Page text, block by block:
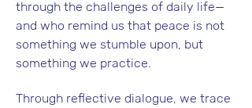
through the challenges of daily life—
and who remind us that peace is not
something we stumble upon, but
something we practice.
Through reflective dialogue, we trace